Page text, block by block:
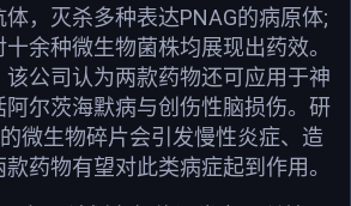
，灭杀多种表达PNAG的病原体;
余种微生物菌株均展现出药效。
该公司认为两款药物还可应用于神
尔茨海默病与创伤性脑损伤。研
微生物碎片会引发慢性炎症、造
药物有望对此类病症起到作用。